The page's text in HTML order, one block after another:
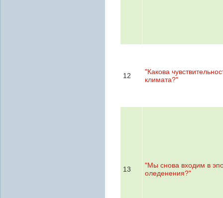
12
"Какова
климата?"
13
"Мы снова входим в
оледенения?"